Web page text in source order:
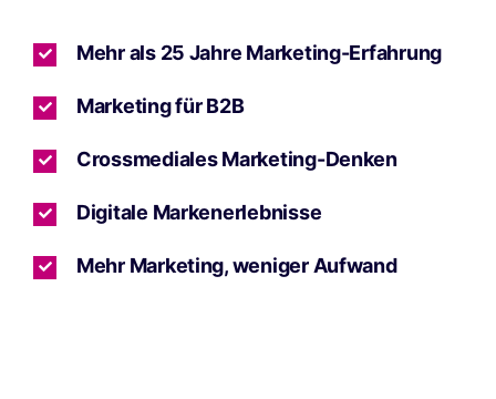
Mehr als 25 Jahre Marketing-Erfahrung
Marketing für B2B
Crossmediales Marketing-Denken
Digitale Markenerlebnisse
Mehr Marketing, weniger Aufwand